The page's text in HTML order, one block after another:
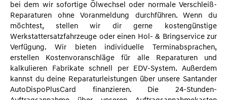
bei dem wir sofortige Ölwechsel oder normale Verschleiß-
Reparaturen ohne Voranmeldung durchführen. Wenn du
möchtest, stellen wir dir gerne kostengünstige
Werkstattersatzfahrzeuge oder einen Hol- & Bringservice zur
Verfügung. Wir bieten individuelle Terminabsprachen,
erstellen Kostenvoranschläge für alle Reparaturen und
kalkulieren Fabrikate schnell per EDV-System. Außerdem
kannst du deine Reparaturleistungen über unsere Santander
AutoDispoPlusCard finanzieren. Die 24-Stunden-